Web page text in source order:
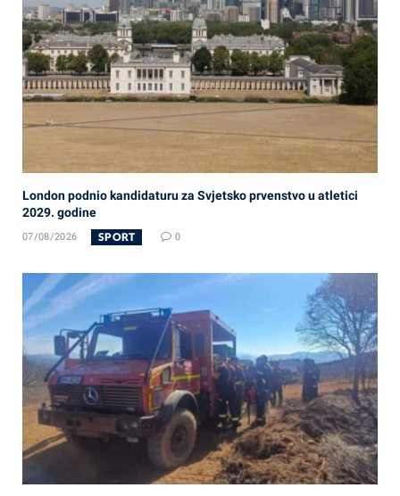
London podnio kandidaturu za Svjetsko prvenstvo u atletici
2029. godine
07/08/2026 SPORT 0